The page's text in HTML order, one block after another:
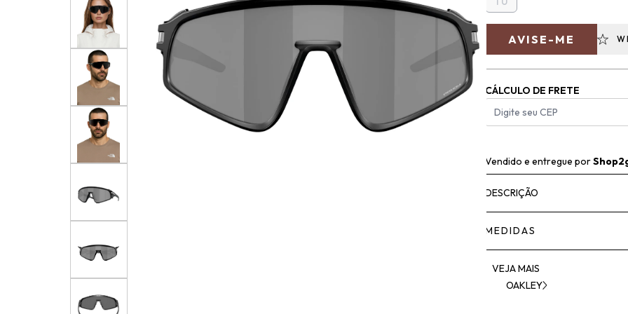
AVISE-ME
CÁLCULO DE FRETE
Vendido e entregue por
DESCRIÇÃO
MEDIDAS
VEJA MAIS
OAKLEY